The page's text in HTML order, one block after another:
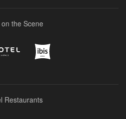
the Scene
Restaurants